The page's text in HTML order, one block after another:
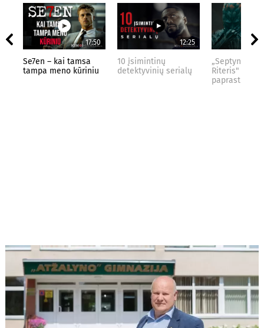
17:50
Se7en – kai tamsa
tampa meno kūriniu
12:25
10 įsimintinų
detektyvinių serialų
„Septynių
Riteris" – kai
paprastumas